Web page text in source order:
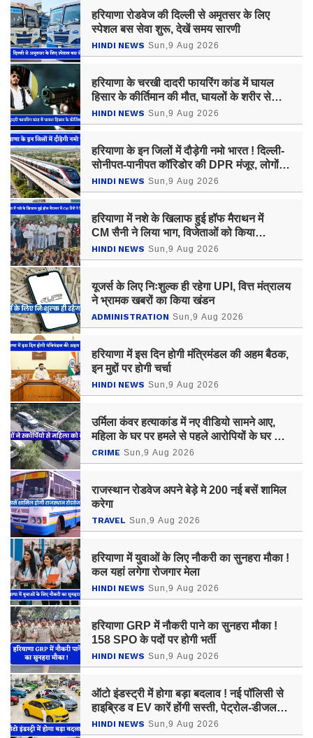
हरियाणा रोडवेज की दिल्ली से अमृतसर के लिए
स्पेशल बस सेवा शुरू, देखें समय सारणी
HINDI NEWS Sun,9 Aug 2026
हरियाणा के चरखी दादरी फायरिंग कांड में घायल
हिसार के कीर्तिमान की मौत, घायलों के शरीर से
मिलीं 20 गोलियां
HINDI NEWS Sun,9 Aug 2026
हरियाणा के इन जिलों में दौड़ेगी नमो भारत ! दिल्ली-
सोनीपत-पानीपत कॉरिडोर की DPR मंजूर, लोगों
को मिलेगा बड़ा फायदा
HINDI NEWS Sun,9 Aug 2026
हरियाणा में नशे के खिलाफ हुई हॉफ मैराथन में
CM सैनी ने लिया भाग, विजेताओं को किया
सम्मानित
HINDI NEWS Sun,9 Aug 2026
यूजर्स के लिए निःशुल्क ही रहेगा UPI, वित्त मंत्रालय
ने भ्रामक खबरों का किया खंडन
ADMINISTRATION Sun,9 Aug 2026
हरियाणा में इस दिन होगी मंत्रिमंडल की अहम बैठक,
इन मुद्दों पर होगी चर्चा
HINDI NEWS Sun,9 Aug 2026
उर्मिला कंवर हत्याकांड में नए वीडियो सामने आए,
महिला के घर पर हमले से पहले आरोपियों के घर और
ऑफिस में हुई थी तोड़फोड़
CRIME Sun,9 Aug 2026
राजस्थान रोडवेज अपने बेड़े मे 200 नई बसें शामिल
करेगा
TRAVEL Sun,9 Aug 2026
हरियाणा में युवाओं के लिए नौकरी का सुनहरा मौका !
कल यहां लगेगा रोजगार मेला
HINDI NEWS Sun,9 Aug 2026
हरियाणा GRP में नौकरी पाने का सुनहरा मौका !
158 SPO के पदों पर होगी भर्ती
HINDI NEWS Sun,9 Aug 2026
ऑटो इंडस्ट्री में होगा बड़ा बदलाव ! नई पॉलिसी से
हाइब्रिड व EV कारें होंगी सस्ती, पेट्रोल-डीजल
गाड़ियां होंगी महंगी
HINDI NEWS Sun,9 Aug 2026